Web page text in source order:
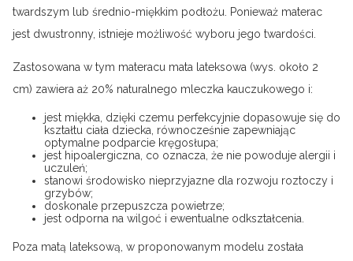
twardszym lub średnio-miękkim podłożu. Ponieważ materac
jest dwustronny, istnieje możliwość wyboru jego twardości.
Zastosowana w tym materacu mata lateksowa (wys. około 2
cm) zawiera aż 20% naturalnego mleczka kauczukowego i:
jest miękka, dzięki czemu perfekcyjnie dopasowuje się do
kształtu ciała dziecka, równocześnie zapewniając
optymalne podparcie kręgosłupa;
jest hipoalergiczna, co oznacza, że nie powoduje alergii i
uczuleń;
stanowi środowisko nieprzyjazne dla rozwoju roztoczy i
grzybów;
doskonale przepuszcza powietrze;
jest odporna na wilgoć i ewentualne odkształcenia.
Poza matą lateksową, w proponowanym modelu została